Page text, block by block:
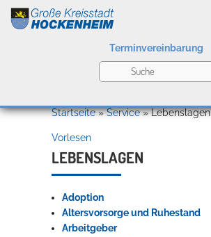
Kultur
Bildung
Terminvereinbarung
Willkommen in Hockenheim
Startseite»Service»Lebenslagen
Vorlesen
LEBENSLAGEN
Adoption
Altersvorsorge und Ruhestand
Arbeitgeber